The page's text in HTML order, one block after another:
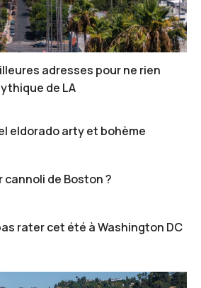
adresses pour ne rien
de LA
eldorado arty et bohème
cannoli de Boston ?
rater cet été à Washington DC